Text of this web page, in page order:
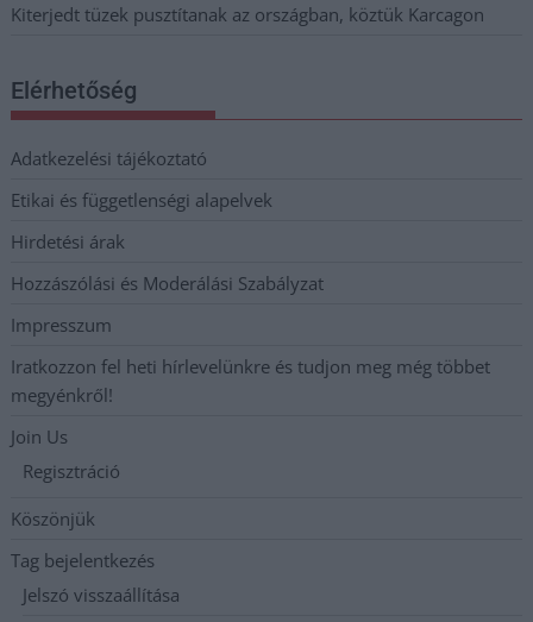
Kiterjedt tüzek pusztítanak az országban, köztük Karcagon
Elérhetőség
Adatkezelési tájékoztató
Etikai és függetlenségi alapelvek
Hirdetési árak
Hozzászólási és Moderálási Szabályzat
Impresszum
Iratkozzon fel heti hírlevelünkre és tudjon meg még többet
megyénkről!
Join Us
Regisztráció
Köszönjük
Tag bejelentkezés
Jelszó visszaállítása